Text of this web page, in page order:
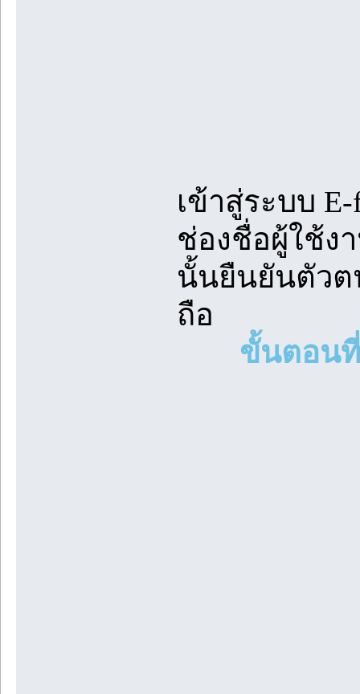
เข้าสู่ระบบ
ช่องชื่อผู้ใช้ง
นั้นยืนยันตัวต
ถือ
ขั้นตอนที่